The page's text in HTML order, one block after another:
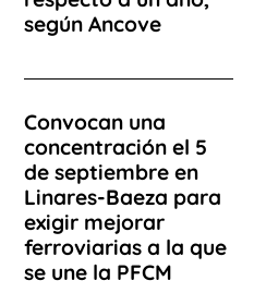
según Ancove
Convocan una
concentración el 5
de septiembre en
Linares-Baeza para
exigir mejorar
ferroviarias a la que
se une la PFCM